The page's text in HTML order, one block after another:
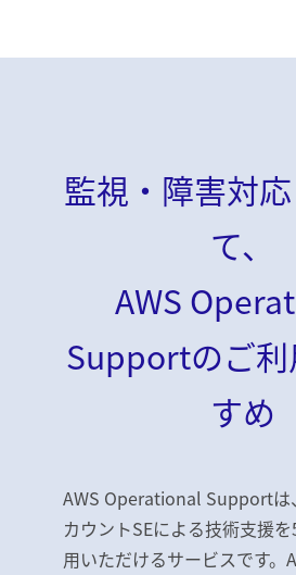
監視・障害対
て、
AWS
Supportのご利
すめ
AWS Operational Supportは
カウントSEによる技術支援
用いただけるサービスです。